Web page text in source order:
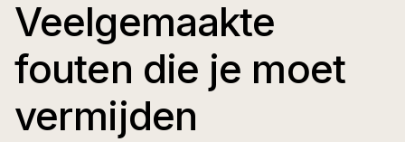
Veelgemaakte
fouten die je moet
vermijden